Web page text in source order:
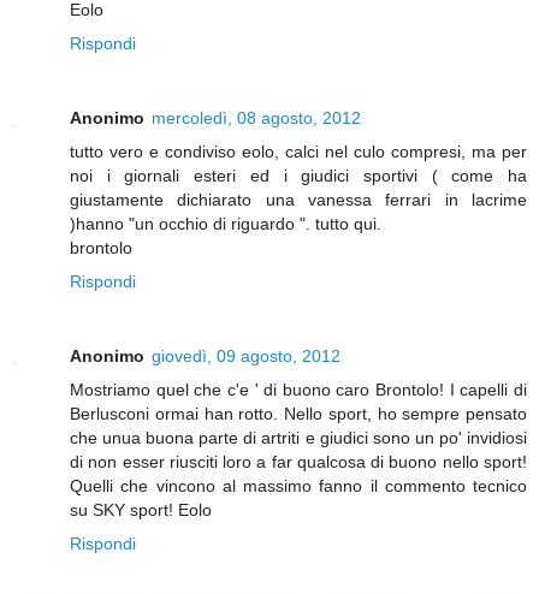
Eolo
Rispondi
Anonimo mercoledì, 08 agosto, 2012
tutto vero e condiviso eolo, calci nel culo compresi, ma per
noi i giornali esteri ed i giudici sportivi ( come ha
giustamente dichiarato una vanessa ferrari in lacrime
)hanno "un occhio di riguardo ". tutto qui.
brontolo
Rispondi
Anonimo giovedì, 09 agosto, 2012
Mostriamo quel che c'e ' di buono caro Brontolo! I capelli di
Berlusconi ormai han rotto. Nello sport, ho sempre pensato
che unua buona parte di artriti e giudici sono un po' invidiosi
di non esser riusciti loro a far qualcosa di buono nello sport!
Quelli che vincono al massimo fanno il commento tecnico
su SKY sport! Eolo
Rispondi